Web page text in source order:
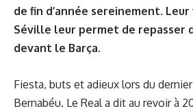
de fin d’année sereinement.
Séville leur permet de repasser
devant le Barça.
Fiesta, buts et adieux lors du
Bernabéu. Le Real a dit au revoir à